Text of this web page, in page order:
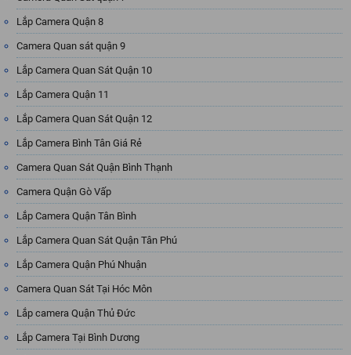
Lắp Camera Quận 8
Camera Quan sát quận 9
Lắp Camera Quan Sát Quận 10
Lắp Camera Quận 11
Lắp Camera Quan Sát Quận 12
Lắp Camera Bình Tân Giá Rẻ
Camera Quan Sát Quận Bình Thạnh
Camera Quận Gò Vấp
Lắp Camera Quận Tân Bình
Lắp Camera Quan Sát Quận Tân Phú
Lắp Camera Quận Phú Nhuận
Camera Quan Sát Tại Hóc Môn
Lắp camera Quận Thủ Đức
Lắp Camera Tại Bình Dương